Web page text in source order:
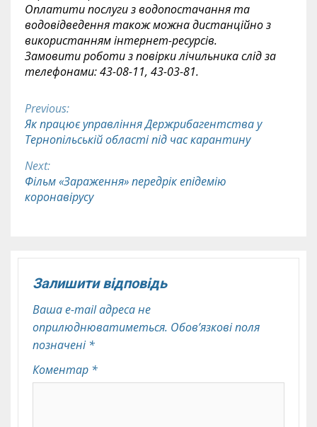
Оплатити послуги з водопостачання та
водовідведення також можна дистанційно з
використанням інтернет-ресурсів.
Замовити роботи з повірки лічильника слід за
телефонами: 43-08-11, 43-03-81.
Continue
Reading
Previous:
Як працює управління Держрибагентства у
Тернопільській області під час карантину
Next:
Фільм «Зараження» передрік епідемію
коронавірусу
Залишити відповідь
Ваша e-mail адреса не
оприлюднюватиметься. Обов’язкові поля
позначені*
Коментар *